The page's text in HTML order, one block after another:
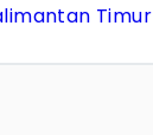
Timur